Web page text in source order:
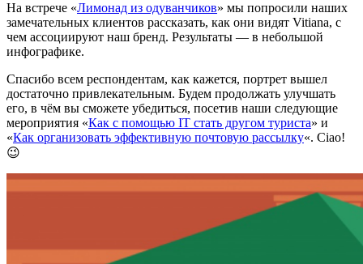
На встрече «Лимонад из одуванчиков» мы попросили наших
замечательных клиентов рассказать, как они видят Vitiana, с
чем ассоциируют наш бренд. Результаты — в небольшой
инфографике.
Спасибо всем респондентам, как кажется, портрет вышел
достаточно привлекательным. Будем продолжать улучшать
его, в чём вы сможете убедиться, посетив наши следующие
мероприятия «Как с помощью IT стать другом туриста» и
«Как организовать эффективную почтовую рассылку«. Ciao!
😉